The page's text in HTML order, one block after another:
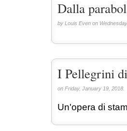
Dalla
by Louis Even on
I Pellegrini
on Friday, January 19, 2018.
Un'opera di